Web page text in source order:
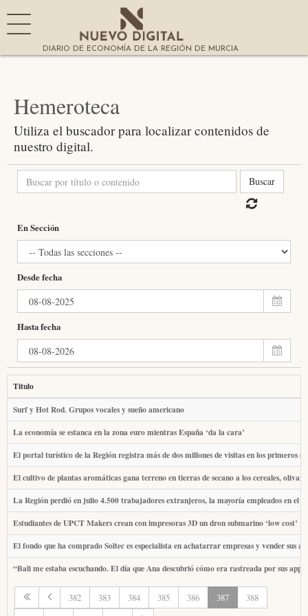
DIARIO DE ECONOMÍA DE LA REGIÓN DE MURCIA
Hemeroteca
Utiliza el buscador para localizar contenidos de
nuestro digital.
Buscar
En Sección
Desde fecha
Hasta fecha
Titulo
Surf y Hot Rod. Grupos vocales y sueño americano
La economía se estanca en la zona euro mientras España ‘da la cara’
El portal turístico de la Región registra más de dos millones de visitas en los primeros
El cultivo de plantas aromáticas gana terreno en tierras de secano a los cereales, olivar
La Región perdió en julio 4.500 trabajadores extranjeros, la mayoría empleados en el
Estudiantes de UPCT Makers crean con impresoras 3D un dron submarino ‘low cost’
El fondo que ha comprado Soltec es especialista en achatarrar empresas y vender sus
“Bali me estaba escuchando. El día que Ana descubrió cómo era rastreada por sus apps
382 383 384 385 386 387
388